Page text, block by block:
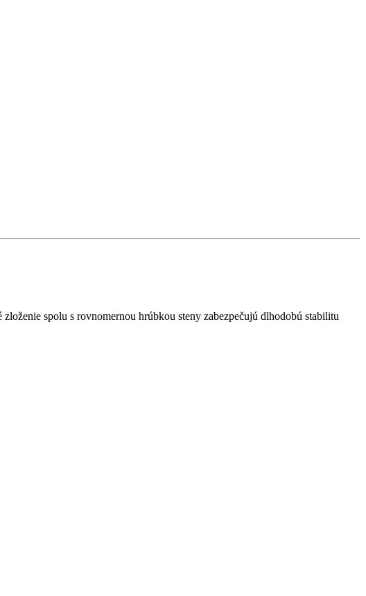
spolu s rovnomernou hrúbkou steny zabezpečujú dlhodobú stabilitu